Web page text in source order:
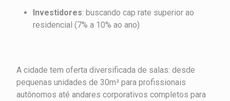
Investidores: buscando cap rate superior ao
residencial (7% a 10% ao ano)
A cidade tem oferta diversificada de salas: desde
pequenas unidades de 30m² para profissionais
autônomos até andares corporativos completos para